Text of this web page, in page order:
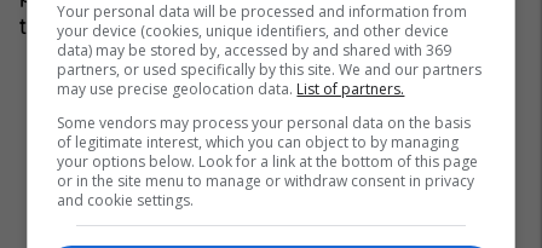
ta.”, u shpreh Krasniqi.
Your personal data will be processed and information from
your device (cookies, unique identifiers, and other device
data) may be stored by, accessed by and shared with 369
partners, or used specifically by this site. We and our partners
may use precise geolocation data. List of partners.
Some vendors may process your personal data on the basis
of legitimate interest, which you can object to by managing
your options below. Look for a link at the bottom of this page
or in the site menu to manage or withdraw consent in privacy
and cookie settings.